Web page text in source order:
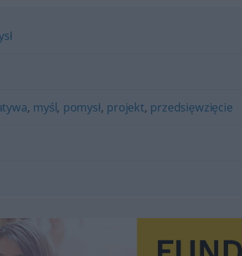
, myśl, pomysł, projekt, przedsięwzięcie